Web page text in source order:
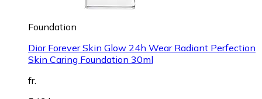
Foundation
Dior Forever Skin Glow 24h Wear Radiant Perfection
Skin Caring Foundation 30ml
fr.